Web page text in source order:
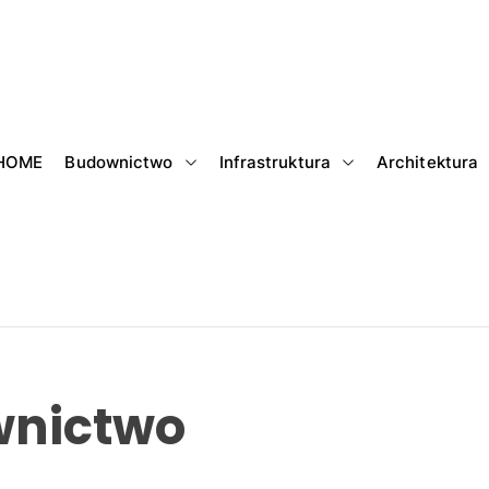
Budownictwo Infrastruktura Architektura